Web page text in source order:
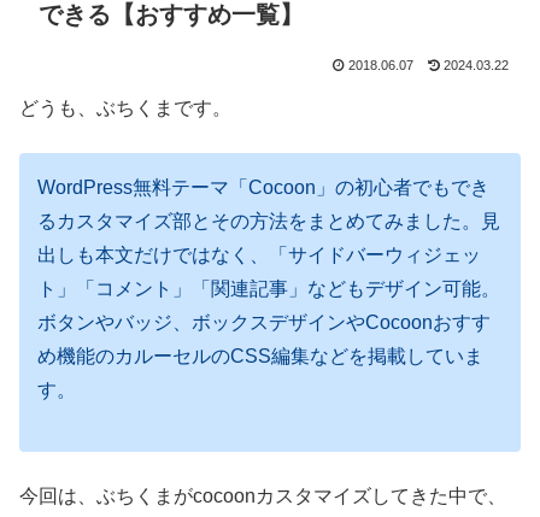
できる【おすすめ一覧】
2018.06.07 2024.03.22
どうも、ぶちくまです。
WordPress無料テーマ「Cocoon」の初心者でもでき
るカスタマイズ部とその方法をまとめてみました。見
出しも本文だけではなく、「サイドバーウィジェッ
ト」「コメント」「関連記事」などもデザイン可能。
ボタンやバッジ、ボックスデザインやCocoonおすす
め機能のカルーセルのCSS編集などを掲載していま
す。
今回は、ぶちくまがcocoonカスタマイズしてきた中で、